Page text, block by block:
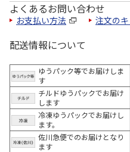
よくあるお問い合わせ
お支払い方法 注文の
配送情報について
ゆうパック等でお届けしま
す
チルドゆうパックでお届け
します
冷凍ゆうパックでお届けし
ます。
佐川急便でのお届けとなり
ます